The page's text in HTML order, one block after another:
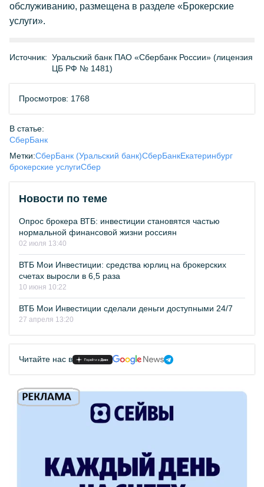
обслуживанию, размещена в разделе «Брокерские
услуги».
Источник: Уральский банк ПАО «Сбербанк России» (лицензия
ЦБ РФ № 1481)
Просмотров: 1768
В статье:
СберБанк
Метки:СберБанк (Уральский банк)СберБанкЕкатеринбург
брокерские услугиСбер
Новости по теме
Опрос брокера ВТБ: инвестиции становятся частью
нормальной финансовой жизни россиян
02 июля 13:40
ВТБ Мои Инвестиции: средства юрлиц на брокерских
счетах выросли в 6,5 раза
10 июня 10:22
ВТБ Мои Инвестиции сделали деньги доступными 24/7
27 апреля 13:20
Читайте нас в